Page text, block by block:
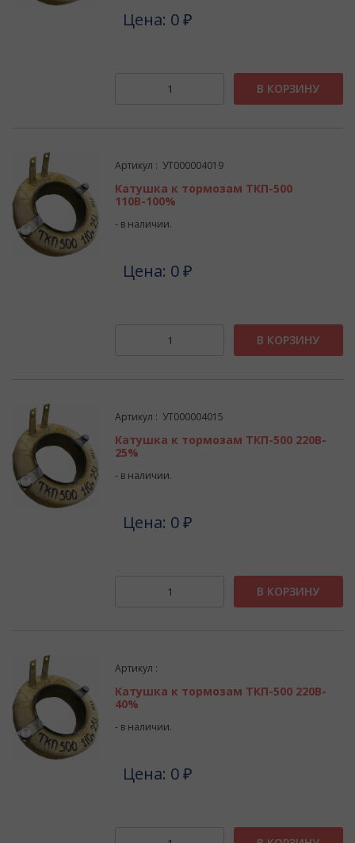
Цена: 0 ₽
В КОРЗИНУ
Артикул : УТ000004019
Катушка к тормозам ТКП-500
110В-100%
- в наличии.
Цена: 0 ₽
В КОРЗИНУ
Артикул : УТ000004015
Катушка к тормозам ТКП-500 220В-
25%
- в наличии.
Цена: 0 ₽
В КОРЗИНУ
Артикул :
Катушка к тормозам ТКП-500 220В-
40%
- в наличии.
Цена: 0 ₽